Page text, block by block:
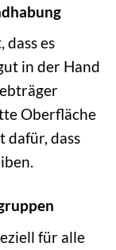
dass es
in der Hand
Oberfläche
dafür, dass
für alle